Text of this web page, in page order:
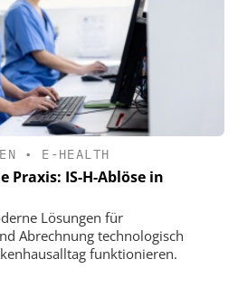
• E-HEALTH
Praxis: IS-H-Ablöse in
Lösungen für
Abrechnung technologisch
funktionieren.